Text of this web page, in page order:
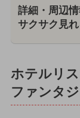
詳細・周辺
サクサク見れ
ホテルリ
ファンタ